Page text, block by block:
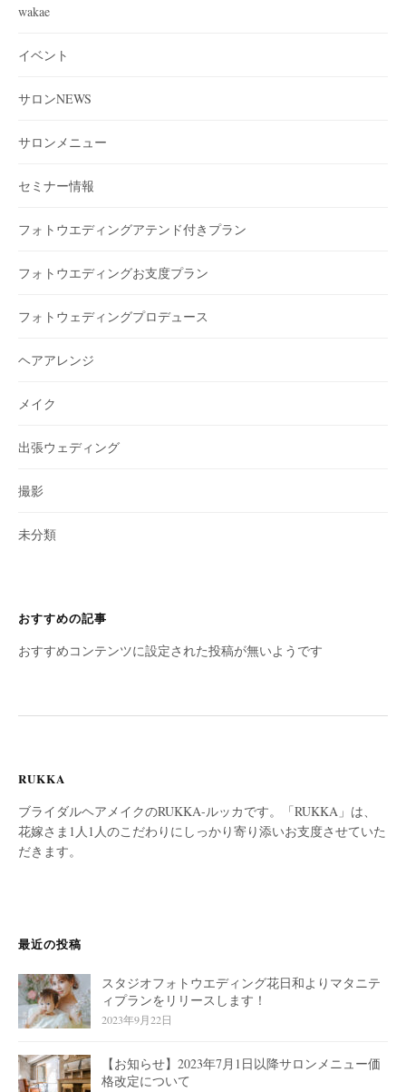
wakae
イベント
サロンNEWS
サロンメニュー
セミナー情報
フォトウエディングアテンド付きプラン
フォトウエディングお支度プラン
フォトウェディングプロデュース
ヘアアレンジ
メイク
出張ウェディング
撮影
未分類
おすすめの記事
おすすめコンテンツに設定された投稿が無いようです
RUKKA
ブライダルヘアメイクのRUKKA-ルッカです。「RUKKA」は、
花嫁さま1人1人のこだわりにしっかり寄り添いお支度させていた
だきます。
最近の投稿
スタジオフォトウエディング花日和よりマタニテ
ィプランをリリースします！
2023年9月22日
【お知らせ】2023年7月1日以降サロンメニュー価
格改定について